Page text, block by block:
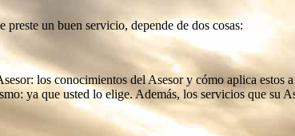
preste un buen servicio, depende de dos cosas:
los conocimientos del Asesor y cómo aplica estos a
ya que usted lo elige. Además, los servicios que su